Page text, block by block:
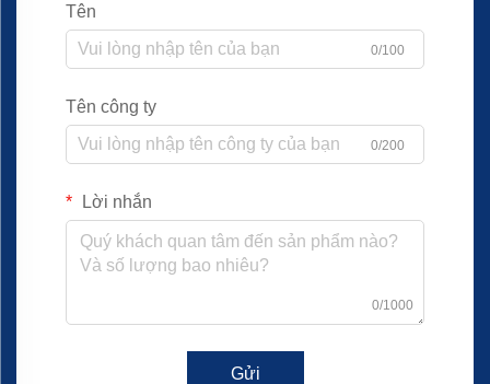
Tên
0/100
Tên công ty
0/200
Lời nhắn
0/1000
Gửi